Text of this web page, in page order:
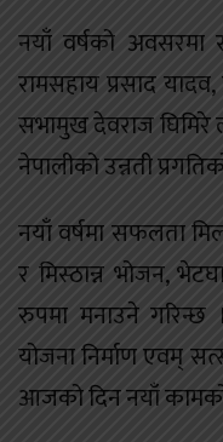
नयाँ वर्षको अवसरमा
रामसहाय प्रसाद यादव,
सभामुख देवराज
नेपालीको उन्नती
नयाँ वर्षमा सफलता
र मिस्ठान्न भोजन,
रुपमा मनाउने
योजना निर्माण एवम्
आजको दिन नयाँ कामको